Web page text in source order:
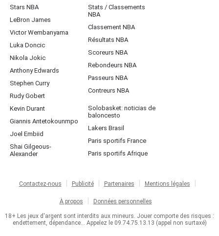
Stars NBA
LeBron James
Victor Wembanyama
Luka Doncic
Nikola Jokic
Anthony Edwards
Stephen Curry
Rudy Gobert
Kevin Durant
Giannis Antetokounmpo
Joel Embiid
Shai Gilgeous-
Alexander
Stats / Classements
NBA
Classement NBA
Résultats NBA
Scoreurs NBA
Rebondeurs NBA
Passeurs NBA
Contreurs NBA
Solobasket: noticias de
baloncesto
Lakers Brasil
Paris sportifs France
Paris sportifs Afrique
Contactez-nous Publicité Partenaires Mentions légales
À propos Données personnelles
18+ Les jeux d'argent sont interdits aux mineurs. Jouer comporte des risques :
endettement, dépendance... Appelez le 09.74.75.13.13 (appel non surtaxé)